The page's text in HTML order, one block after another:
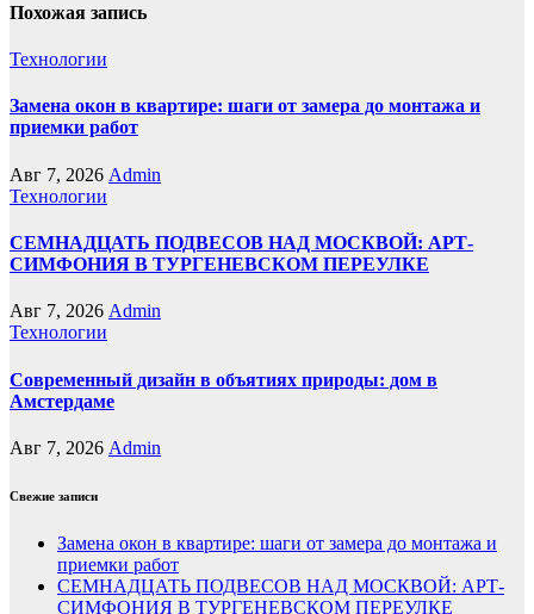
Похожая запись
Технологии
Замена окон в квартире: шаги от замера до монтажа и
приемки работ
Авг 7, 2026 Admin
Технологии
СЕМНАДЦАТЬ ПОДВЕСОВ НАД МОСКВОЙ: АРТ-
СИМФОНИЯ В ТУРГЕНЕВСКОМ ПЕРЕУЛКЕ
Авг 7, 2026 Admin
Технологии
Современный дизайн в объятиях природы: дом в
Амстердаме
Авг 7, 2026 Admin
Свежие записи
Замена окон в квартире: шаги от замера до монтажа и
приемки работ
СЕМНАДЦАТЬ ПОДВЕСОВ НАД МОСКВОЙ: АРТ-
СИМФОНИЯ В ТУРГЕНЕВСКОМ ПЕРЕУЛКЕ